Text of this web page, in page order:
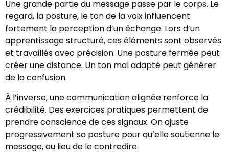
Une grande partie du message passe par le corps. Le
regard, la posture, le ton de la voix influencent
fortement la perception d’un échange. Lors d’un
apprentissage structuré, ces éléments sont observés
et travaillés avec précision. Une posture fermée peut
créer une distance. Un ton mal adapté peut générer
de la confusion.
À l’inverse, une communication alignée renforce la
crédibilité. Des exercices pratiques permettent de
prendre conscience de ces signaux. On ajuste
progressivement sa posture pour qu’elle soutienne le
message, au lieu de le contredire.